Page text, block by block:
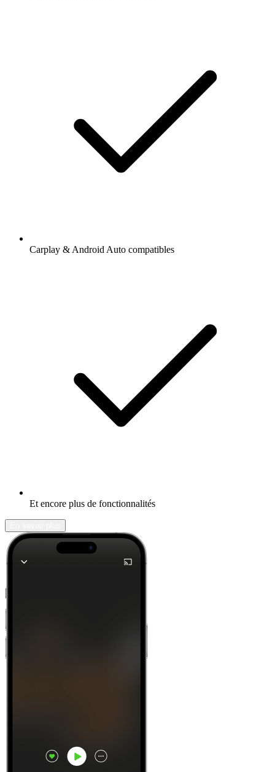
Carplay & Android Auto compatibles
Et encore plus de fonctionnalités